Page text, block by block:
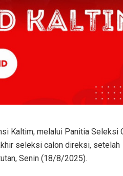
Kaltim, melalui Panitia Seleksi
seleksi calon direksi, setelah
Senin (18/8/2025).